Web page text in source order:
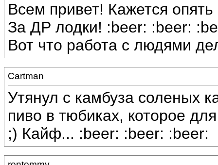
Всем привет! Кажется
За ДР лодки! :beer: :beer:
Вот что работа с людями
Cartman
Утянул с камбуза соленых
пиво в тюбиках, которое
;) Кайф... :beer: :beer: :beer: